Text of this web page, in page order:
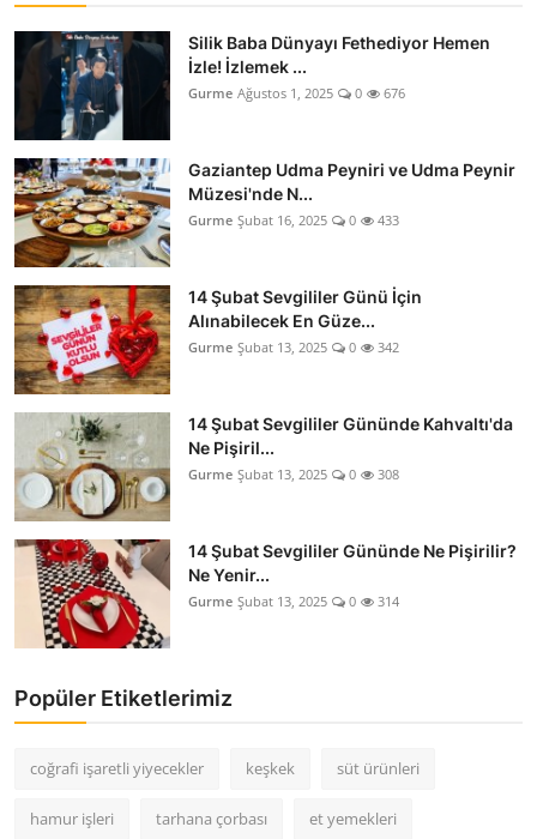
Silik Baba Dünyayı Fethediyor Hemen
İzle! İzlemek ...
Gurme Ağustos 1, 2025 0 676
Gaziantep Udma Peyniri ve Udma Peynir
Müzesi'nde N...
Gurme Şubat 16, 2025 0 433
14 Şubat Sevgililer Günü İçin
Alınabilecek En Güze...
Gurme Şubat 13, 2025 0 342
14 Şubat Sevgililer Gününde Kahvaltı'da
Ne Pişiril...
Gurme Şubat 13, 2025 0 308
14 Şubat Sevgililer Gününde Ne Pişirilir?
Ne Yenir...
Gurme Şubat 13, 2025 0 314
Popüler Etiketlerimiz
coğrafi işaretli yiyecekler keşkek süt ürünleri
hamur işleri tarhana çorbası et yemekleri